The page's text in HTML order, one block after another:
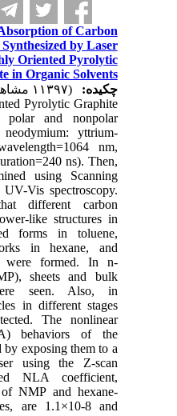
Absorption of Carbon
Synthesized by Laser
Oriented Pyrolytic
in Organic Solvents
چکیده:
Pyrolytic Graphite
polar and nonpolar
neodymium: yttrium-
nm,
ns). Then,
using Scanning
UV-Vis spectroscopy.
different carbon
like structures in
forms in toluene,
in hexane, and
were formed. In n-
sheets and bulk
seen. Also, in
in different stages
The nonlinear
behaviors of the
by exposing them to a
using the Z-scan
NLA coefficient,
of NMP and hexane-
are 1.1×10-8 and